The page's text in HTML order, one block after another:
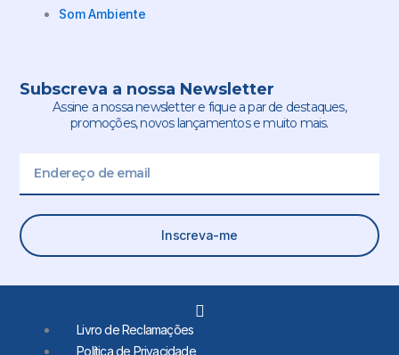
Som Ambiente
Subscreva a nossa Newsletter
Assine a nossa newsletter e fique a par de destaques,
promoções, novos lançamentos e muito mais.
Inscreva-me
Livro de Reclamações
Política de Privacidade
L